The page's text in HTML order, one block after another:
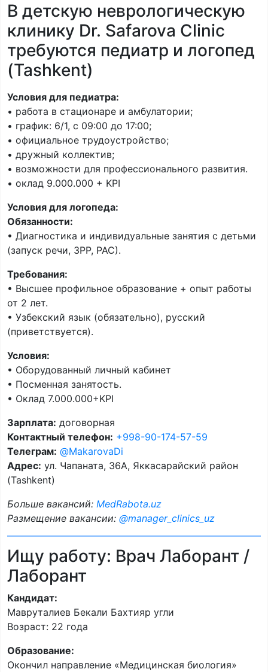
В детскую неврологическую
клинику Dr. Safarova Clinic
требуются педиатр и логопед
(Tashkent)
Условия для педиатра:
• работа в стационаре и амбулатории;
• график: 6/1, с 09:00 до 17:00;
• официальное трудоустройство;
• дружный коллектив;
• возможности для профессионального развития.
• оклад 9.000.000 + KPI
Условия для логопеда:
Обязанности:
• Диагностика и индивидуальные занятия с детьми
(запуск речи, ЗРР, РАС).
Требования:
• Высшее профильное образование + опыт работы
от 2 лет.
• Узбекский язык (обязательно), русский
(приветствуется).
Условия:
• Оборудованный личный кабинет
• Посменная занятость.
• Оклад 7.000.000+KPI
Зарплата: договорная
Контактный телефон: +998-90-174-57-59
Телеграм: @MakarovaDi
Адрес: ул. Чапаната, 36А, Яккасарайский район
(Tashkent)
Больше вакансий: MedRabota.uz
Размещение вакансии: @manager_clinics_uz
Ищу работу: Врач Лаборант /
Лаборант
Кандидат:
Мавруталиев Бекали Бахтияр угли
Возраст: 22 года
Образование:
Окончил направление «Медицинская биология»